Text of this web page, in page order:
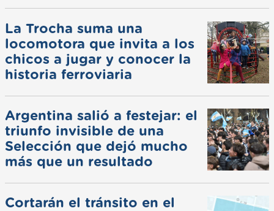
La Trocha suma una
locomotora que invita a los
chicos a jugar y conocer la
historia ferroviaria
Argentina salió a festejar: el
triunfo invisible de una
Selección que dejó mucho
más que un resultado
Cortarán el tránsito en el